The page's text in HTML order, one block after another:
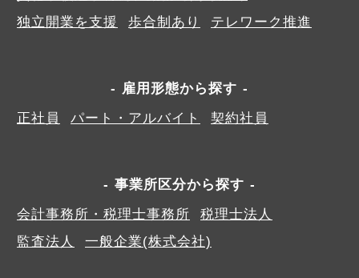
独立開業を支援
歩合制あり テレワーク推進
雇用形態から探す
正社員
パート・アルバイト 契約社員
事業所区分から探す
会計事務所・税理士事務所
税理士法人
監査法人
一般企業(株式会社)